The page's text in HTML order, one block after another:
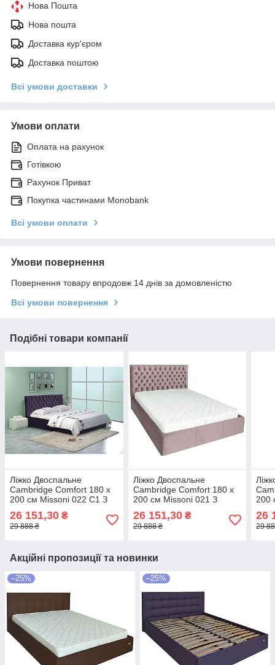
Нова Пошта
Нова пошта
Доставка кур'єром
Доставка поштою
Всі умови доставки
Умови оплати
Оплата на рахунок
Готівкою
Рахунок Приват
Покупка частинами Monobank
Всі умови оплати
Умови повернення
Повернення товару впродовж 14 днів за домовленістю
Всі умови повернення
Подібні товари компанії
Ліжко Двоспальне
Cambridge Comfort 180 х
200 см Missoni 022 С1 З
підйомним механізмом та
нішою для білизни
Фіолетовий
26 151,30 ₴
29 888 ₴
Ліжко Двоспальне
Cambridge Comfort 180 х
200 см Missoni 021 З
підйомним механізмом та
нішою для білизни Темно-
рожевий
26 151,30₴
29 888 ₴
200
26
29
Акційні пропозиції та новинки
–25% –25%